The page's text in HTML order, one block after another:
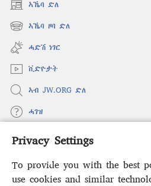
Privacy Settings
To provide you with the best
use cookies and similar
ኣኼባ ድለ
(opens
new
window)
ኣኼባ ዞባ ድለ
(opens
new
window)
ሓድሽ ነገር
ቪድዮታት
ኣብ JW.ORG ድለ
ሓገዝ
ወፈያ
(opens
window)
ቤተ መጻሕፍቲ ኢንተርነት ግምቢ ዘብዐኛ
(opens